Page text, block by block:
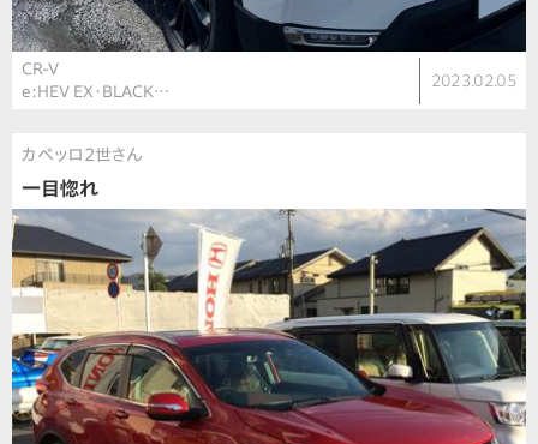
CR-V
e:HEV EX・BLACK…
2023.02.05
カペッロ2世さん
一目惚れ